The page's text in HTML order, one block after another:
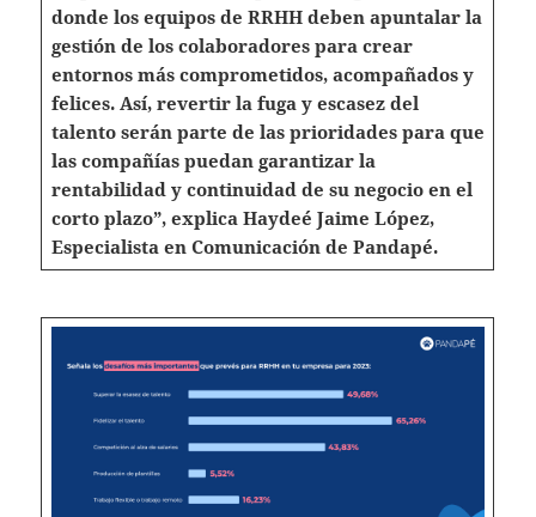
donde los equipos de RRHH deben apuntalar la
gestión de los colaboradores para crear
entornos más comprometidos, acompañados y
felices. Así, revertir la fuga y escasez del
talento serán parte de las prioridades para que
las compañías puedan garantizar la
rentabilidad y continuidad de su negocio en el
corto plazo”, explica Haydeé Jaime López,
Especialista en Comunicación de Pandapé.